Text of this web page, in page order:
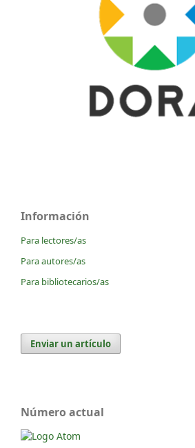
Información
Para lectores/as
Para autores/as
Para bibliotecarios/as
Enviar un artículo
Número actual